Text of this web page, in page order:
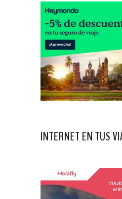
INTERNET EN TUS